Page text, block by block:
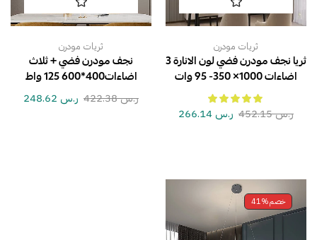
ثريات مودرن
ثريا نجف مودرن فضي لون الانارة 3
اضاءات 1000× 350- 95 وات
ر.س452.15 ر.س
ثريات مودرن
نجف مودرن فضي + ثلاث
اضاءات400*600 125 واط
ر.س422.38 ر.س
خصم41%